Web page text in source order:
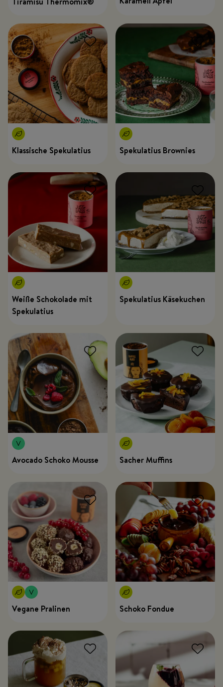
Klassische Spekulatius Spekulatius Brownies
Weiße Schokolade mit
Spekulatius
Spekulatius Käsekuchen
Avocado Schoko Mousse Sacher Muffins
Vegane Pralinen Schoko Fondue